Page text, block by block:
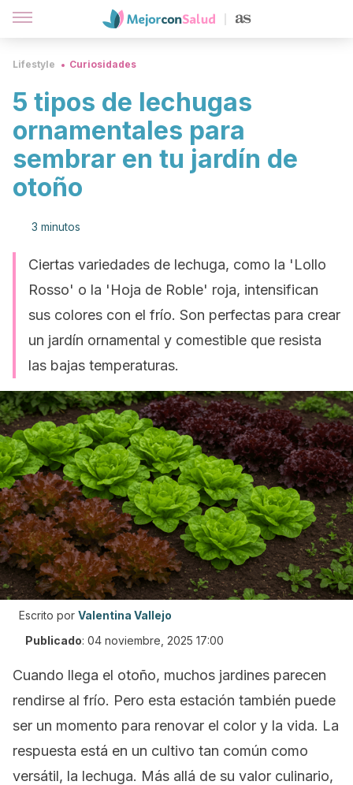
Lifestyle Curiosidades
5 tipos de lechugas
ornamentales para
sembrar en tu jardín de
otoño
3 minutos
Ciertas variedades de lechuga, como la 'Lollo
Rosso' o la 'Hoja de Roble' roja, intensifican
sus colores con el frío. Son perfectas para crear
un jardín ornamental y comestible que resista
las bajas temperaturas.
Escrito por Valentina Vallejo
Publicado: 04 noviembre, 2025 17:00
Cuando llega el otoño, muchos jardines parecen
rendirse al frío. Pero esta estación también puede
ser un momento para renovar el color y la vida. La
respuesta está en un cultivo tan común como
versátil, la lechuga. Más allá de su valor culinario,